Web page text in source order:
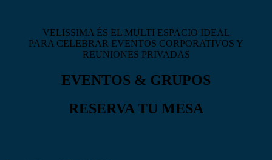
VELISSIMA ÉS EL MULTI ESPACIO IDEAL
PARA CELEBRAR EVENTOS CORPORATIVOS Y
REUNIONES PRIVADAS
EVENTOS & GRUPOS
RESERVA TU MESA